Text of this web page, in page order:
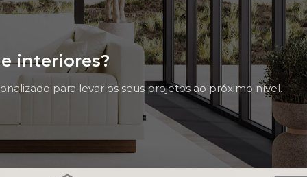
interiores?
para levar os seus projetos ao próximo nível.